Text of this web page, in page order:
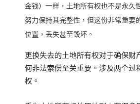
金钱）一样，土地所有权也不是永久
努力保持其完整性，但这份非常重要
位置，丢失甚至毁坏。
更换失去的土地所有权对于确保财
何非法索偿至关重要。涉及两个过
权。